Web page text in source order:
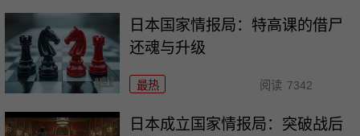
日本国家情报局：特高课的借尸
还魂与升级
最热 阅读 7342
日本成立国家情报局：突破战后